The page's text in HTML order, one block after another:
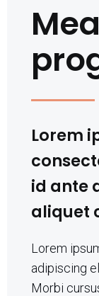
Lorem
id ante
aliquet
Lorem
adipiscing
Morbi